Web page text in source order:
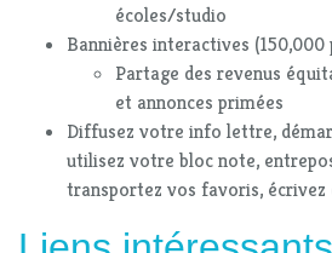
écoles/studio
Bannières interactives (150,000
Partage des revenus
et annonces primées
Diffusez votre info lettre,
utilisez votre bloc note,
transportez vos favoris, écrivez